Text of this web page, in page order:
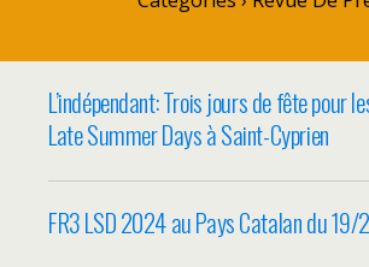
L’indépendant: Trois jours de fête pour
Late Summer Days à Saint-Cyprien
FR3 LSD 2024 au Pays Catalan du 19/